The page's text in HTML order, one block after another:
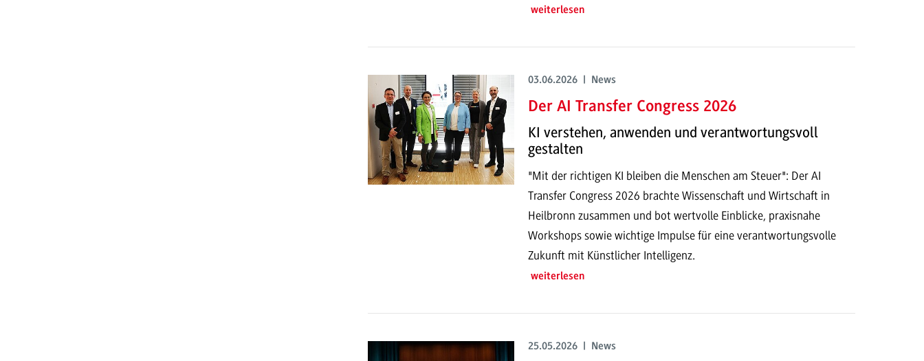
weiterlesen
03.06.2026 | News
Der AI Transfer Congress 2026
KI verstehen, anwenden und verantwortungsvoll
gestalten
"Mit der richtigen KI bleiben die Menschen am Steuer": Der AI
Transfer Congress 2026 brachte Wissenschaft und Wirtschaft in
Heilbronn zusammen und bot wertvolle Einblicke, praxisnahe
Workshops sowie wichtige Impulse für eine verantwortungsvolle
Zukunft mit Künstlicher Intelligenz.
weiterlesen
25.05.2026 | News